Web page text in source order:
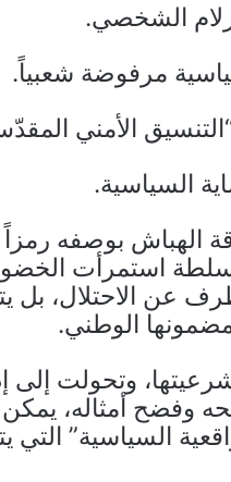
الشخصي.
مرفوضة شعبياً.
الأمني
السياسية.
الهباش بوصفه رمزاً
استمرأت
عن الاحتلال،
الوطني.
وتحولت إلى
أمثاله، يمكن
السياسية” التي